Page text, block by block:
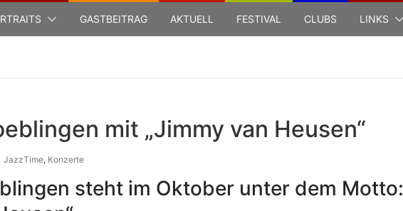
GASTBEITRAG AKTUELL FESTIVAL CLUBS LINKS
mit „Jimmy van Heusen“
JazzTime, Konzerte
steht im Oktober unter dem Motto: